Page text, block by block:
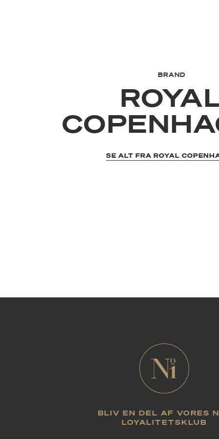
BRAND
SE ALT FRA ROYAL
BLIV EN DEL AF VORES
LOYALITETSKLUB